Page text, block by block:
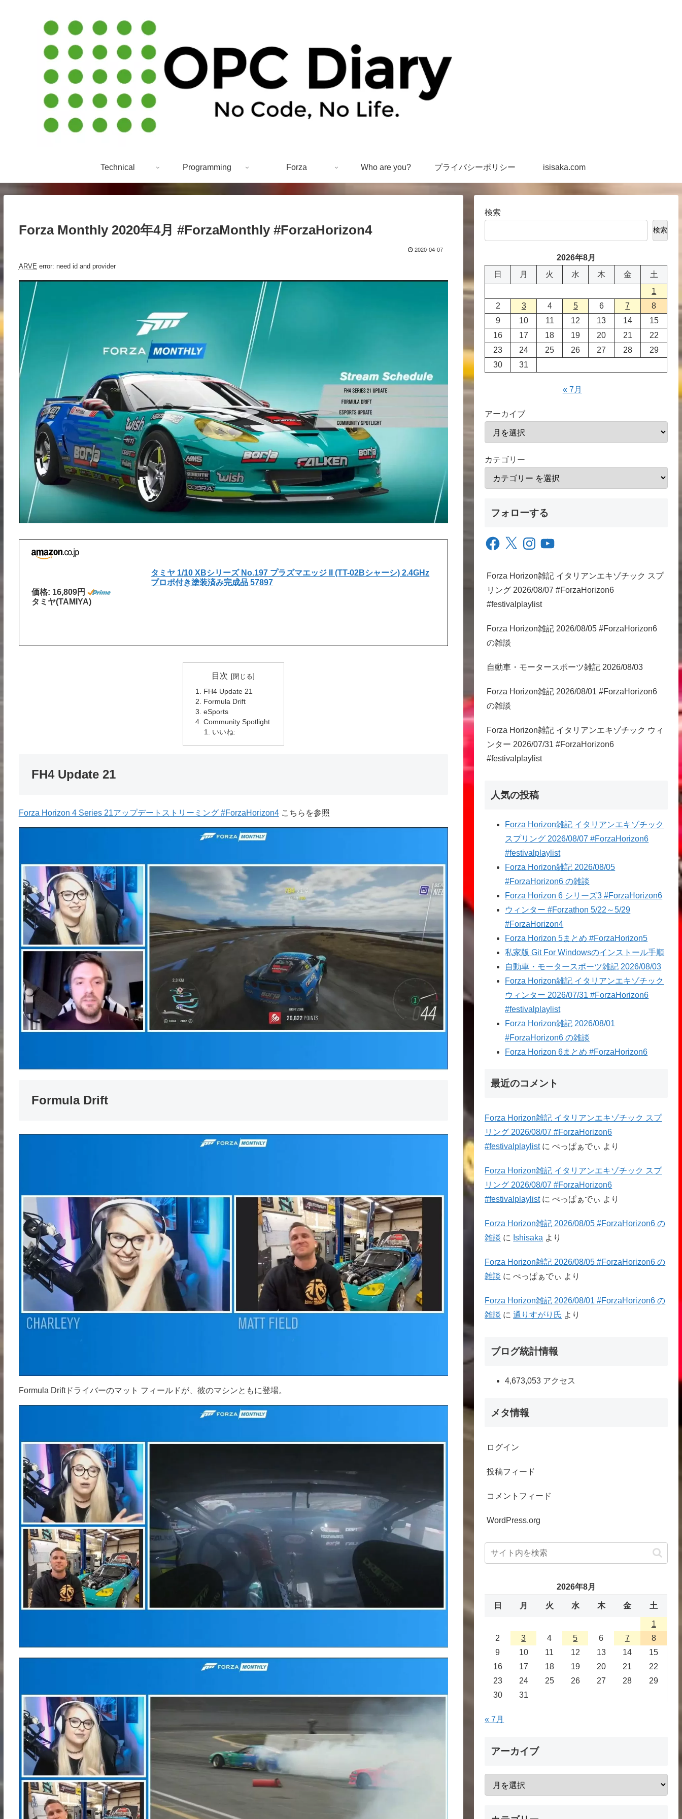
Technical Programming Forza Who are you? プライバシーポリシー isisaka.com
Forza Monthly 2020年4月 #ForzaMonthly #ForzaHorizon4
2020-04-07
ARVE error: need id and provider
タミヤ 1/10 XBシリーズ No.197 プラズマエッジ II (TT-02Bシャーシ) 2.4GHz
プロポ付き塗装済み完成品 57897
価格: 16,809円
タミヤ(TAMIYA)
目次
FH4 Update 21
Formula Drift
eSports
Community Spotlight
いいね:
FH4 Update 21
Forza Horizon 4 Series 21アップデートストリーミング #ForzaHorizon4こちらを参照
Formula Drift
Formula Driftドライバーのマット フィールドが、彼のマシンともに登場。
検索
検索
2026年8月
日
月 火 水 木 金
土
1
2
3 4 5 6 7
8
9
10 11 12 13 14
15
16
17 18 19 20 21
22
23
24 25 26 27 28
29
30
31
« 7月
アーカイブ
カテゴリー
フォローする
Facebook
X InstagramYouTube
Forza Horizon雑記 イタリアンエキゾチック スプ
リング 2026/08/07 #ForzaHorizon6
#festivalplaylist
Forza Horizon雑記 2026/08/05 #ForzaHorizon6
の雑談
自動車・モータースポーツ雑記 2026/08/03
Forza Horizon雑記 2026/08/01 #ForzaHorizon6
の雑談
Forza Horizon雑記 イタリアンエキゾチック ウィ
ンター 2026/07/31 #ForzaHorizon6
#festivalplaylist
人気の投稿
Forza Horizon雑記 イタリアンエキゾチック
スプリング 2026/08/07 #ForzaHorizon6
#festivalplaylist
Forza Horizon雑記 2026/08/05
#ForzaHorizon6 の雑談
Forza Horizon 6 シリーズ3 #ForzaHorizon6
ウィンター #Forzathon 5/22～5/29
#ForzaHorizon4
Forza Horizon 5まとめ #ForzaHorizon5
私家版 Git For Windowsのインストール手順
自動車・モータースポーツ雑記 2026/08/03
Forza Horizon雑記 イタリアンエキゾチック
ウィンター 2026/07/31 #ForzaHorizon6
#festivalplaylist
Forza Horizon雑記 2026/08/01
#ForzaHorizon6 の雑談
Forza Horizon 6まとめ #ForzaHorizon6
最近のコメント
Forza Horizon雑記 イタリアンエキゾチック スプ
リング 2026/08/07 #ForzaHorizon6
#festivalplaylistにぺっぱぁでぃ より
Forza Horizon雑記 イタリアンエキゾチック スプ
リング 2026/08/07 #ForzaHorizon6
#festivalplaylistにぺっぱぁでぃ より
Forza Horizon雑記 2026/08/05 #ForzaHorizon6 の
雑談 に Ishisaka より
Forza Horizon雑記 2026/08/05 #ForzaHorizon6 の
雑談 にぺっぱぁでぃ より
Forza Horizon雑記 2026/08/01 #ForzaHorizon6 の
雑談 に通りすがり氏 より
ブログ統計情報
4,673,053 アクセス
メタ情報
ログイン
投稿フィード
コメントフィード
WordPress.org
2026年8月
日 月 火 水 木 金 土
1
2
3 4 5 6 7
8
9
10 11 12 13 14
15
16
17 18 19 20 21
22
23
24 25 26 27 28
29
30
31
« 7月
アーカイブ